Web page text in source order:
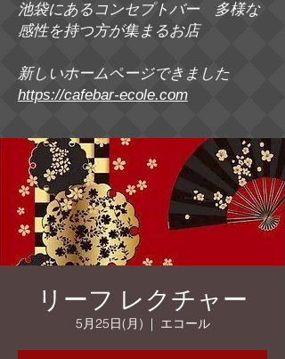
池袋にあるコンセプトバー 多様な
感性を持つ方が集まるお店
新しいホームページできました
https://cafebar-ecole.com
リーフ レクチャー
5月25日(月)
  |
エコール